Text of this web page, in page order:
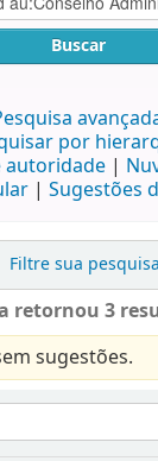
Buscar
por
autoridade
Sugestões
Filtre sua pesquisa
retornou 3
sugestões.